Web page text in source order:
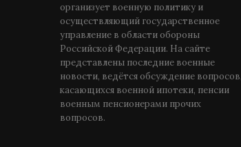
организует военную политику и
осуществляющий государственное
управление в области обороны
Российской Федерации. На сайте
представлены последние военные
новости, ведётся обсуждение вопросов,
касающихся военной ипотеки, пенсии
военным пенсионерами прочих
вопросов.